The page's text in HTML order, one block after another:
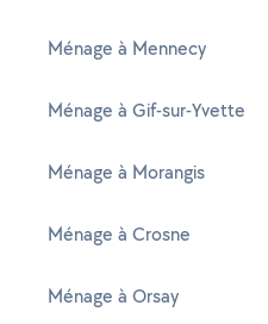
Ménage à Mennecy
Ménage à Gif-sur-Yvette
Ménage à Morangis
Ménage à Crosne
Ménage à Orsay